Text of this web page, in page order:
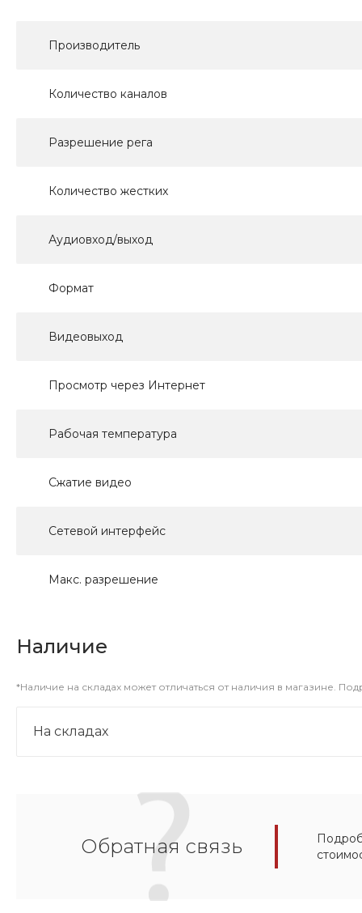
Производитель
Количество каналов
Разрешение рега
Количество жестких
Аудиовход/выход
Формат
Видеовыход
Просмотр через Интернет
Рабочая температура
Сжатие видео
Сетевой интерфейс
Макс. разрешение
Наличие
*Наличие на складах может отличаться от наличия в магазине.
На складах
Обратная связь